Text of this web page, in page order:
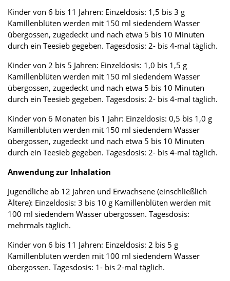
Kinder von 6 bis 11 Jahren: Einzeldosis: 1,5 bis 3 g
Kamillenblüten werden mit 150 ml siedendem Wasser
übergossen, zugedeckt und nach etwa 5 bis 10 Minuten
durch ein Teesieb gegeben. Tagesdosis: 2- bis 4-mal täglich.
Kinder von 2 bis 5 Jahren: Einzeldosis: 1,0 bis 1,5 g
Kamillenblüten werden mit 150 ml siedendem Wasser
übergossen, zugedeckt und nach etwa 5 bis 10 Minuten
durch ein Teesieb gegeben. Tagesdosis: 2- bis 4-mal täglich.
Kinder von 6 Monaten bis 1 Jahr: Einzeldosis: 0,5 bis 1,0 g
Kamillenblüten werden mit 150 ml siedendem Wasser
übergossen, zugedeckt und nach etwa 5 bis 10 Minuten
durch ein Teesieb gegeben. Tagesdosis: 2- bis 4-mal täglich.
Anwendung zur Inhalation
Jugendliche ab 12 Jahren und Erwachsene (einschließlich
Ältere): Einzeldosis: 3 bis 10 g Kamillenblüten werden mit
100 ml siedendem Wasser übergossen. Tagesdosis:
mehrmals täglich.
Kinder von 6 bis 11 Jahren: Einzeldosis: 2 bis 5 g
Kamillenblüten werden mit 100 ml siedendem Wasser
übergossen. Tagesdosis: 1- bis 2-mal täglich.